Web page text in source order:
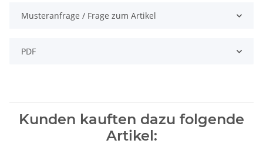
Musteranfrage / Frage zum Artikel
PDF
Kunden kauften dazu folgende
Artikel: